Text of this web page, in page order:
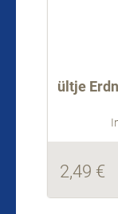
ültje
2,49 €